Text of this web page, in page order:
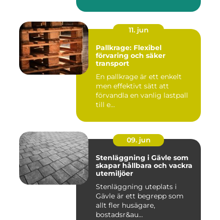
11. jun
Pallkrage: Flexibel
förvaring och säker
transport
En pallkrage är ett enkelt
men effektivt sätt att
förvandla en vanlig lastpall
till e...
09. jun
Stenläggning i Gävle som
skapar hållbara och vackra
utemiljöer
Stenläggning uteplats i
Gävle är ett begrepp som
allt fler husägare,
bostadsr&au...